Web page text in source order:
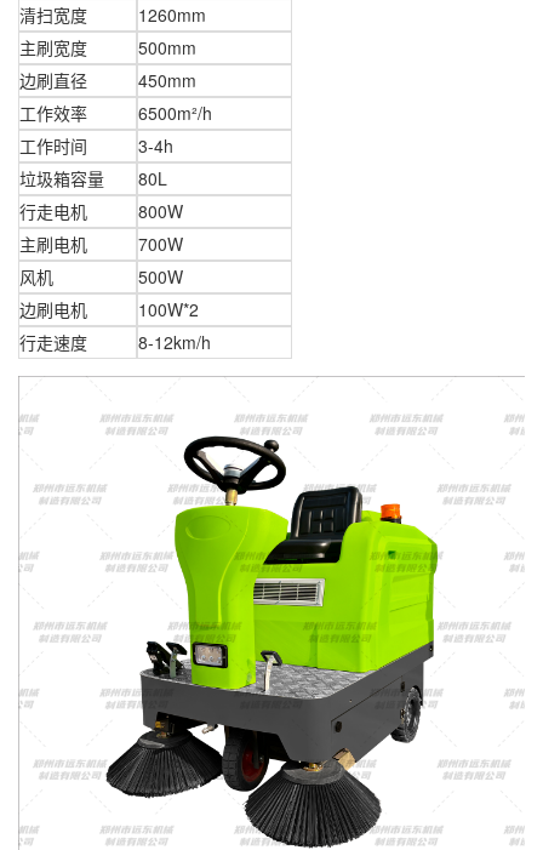
清扫宽度
1260mm
主刷宽度
500mm
边刷直径
450mm
工作效率
6500m²/h
工作时间
3-4h
垃圾箱容量
80L
行走电机
800W
主刷电机
700W
风机
500W
边刷电机
100W*2
行走速度
8-12km/h